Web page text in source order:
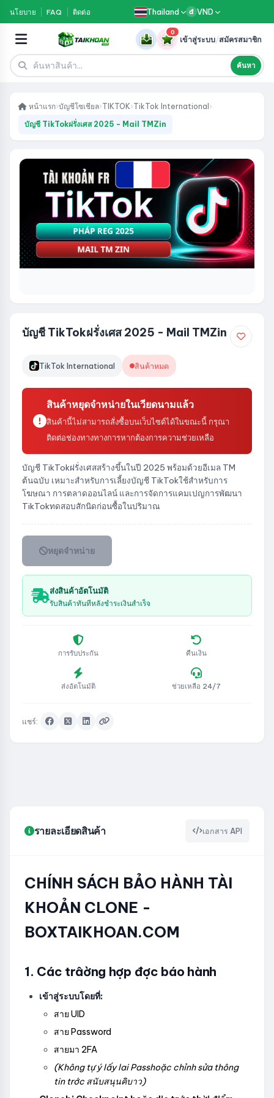
นโยบาย FAQ ติดต่อ Thailand đ VND
ค้นหา
0
เข้าสู่ระบบ/สมัครสมาชิก
หน้าแรก›บัญชีโซเชียล›TIKTOK›TikTok International ›
บัญชี TikTokฝรั่งเศส 2025 - Mail TMZin
บัญชี TikTokฝรั่งเศส 2025 - Mail TMZin
TikTok International สินค้าหมด
สินค้าหยุดจำหน่ายในเวียดนามแล้ว
สินค้านี้ไม่สามารถสั่งซื้อบนเว็บไซต์ได้ในขณะนี้ กรุณา
ติดต่อช่องทางทางการหากต้องการความช่วยเหลือ
บัญชี TikTokฝรั่งเศสสร้างขึ้นในปี 2025 พร้อมด้วยอีเมล TM
ต้นฉบับ เหมาะสำหรับการเลี้ยงบัญชี TikTokใช้สำหรับการ
โฆษณา การตลาดออนไลน์ และการจัดการแคมเปญการพัฒนา
TikTokทดสอบสักนิดก่อนซื้อในปริมาณ
หยุดจำหน่าย
ส่งสินค้าอัตโนมัติ
รับสินค้าทันทีหลังชำระเงินสำเร็จ
การรับประกัน คืนเงิน
ส่งอัตโนมัติ ช่วยเหลือ 24/7
แชร์:
รายละเอียดสินค้า เอกสาร API
CHÍNH SÁCH BẢO HÀNH TÀI
KHOẢN CLONE -
BOXTAIKHOAN.COM
1. Các trâờng hợp đợc báo hành
เข้าสู่ระบบโดยที่:
สาย UID
สาย Password
สายมา 2FA
(Không tự ý lấy lai Passhoặc chỉnh sửa thông
tin trớc สนับสนุนคิบาว)